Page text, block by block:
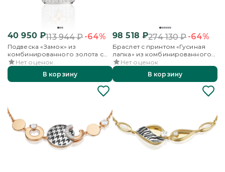
40 950₽113 944₽-64%
Подвеска «Замок» из
комбинированного золота с
фианитами
Нет оценок
В корзину
98 518 ₽274 130₽-64%
Браслет с принтом «Гусиная
лапка» из комбинированного
золота с фианитами и эмалью
Нет оценок
В корзину